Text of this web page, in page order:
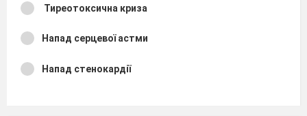
Тиреотоксична криза
Напад серцевої астми
Напад стенокардії